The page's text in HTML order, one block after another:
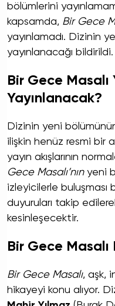
bölümlerini
kapsamda, Bir Gece
yayınlamadı. Dizinin
yayınlanacağı bildirildi.
Bir Gece
Yayınlanacak?
Dizinin yeni
ilişkin henüz resmi bir
yayın akışlarının
Gece Masalı’nınyeni
izleyicilerle buluşması
duyuruları takip
kesinleşecektir.
Bir Gece
Bir Gece Masalı, aşk,
hikayeyi konu alıyor.